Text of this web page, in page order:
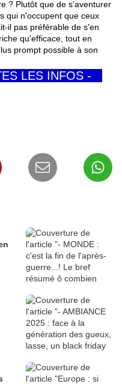
? Plutôt que de s'aventurer
qui n'occupent que ceux
il pas préférable de s'en
qu'efficace, tout en
prompt possible à son
LES INFOS -